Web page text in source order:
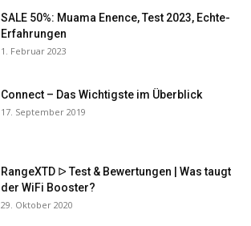
SALE 50%: Muama Enence, Test 2023, Echte-
Erfahrungen
1. Februar 2023
Connect – Das Wichtigste im Überblick
17. September 2019
RangeXTD ᐅ Test & Bewertungen | Was taugt
der WiFi Booster?
29. Oktober 2020